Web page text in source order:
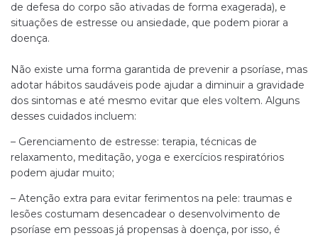
de defesa do corpo são ativadas de forma exagerada), e
situações de estresse ou ansiedade, que podem piorar a
doença.
Não existe uma forma garantida de prevenir a psoríase, mas
adotar hábitos saudáveis pode ajudar a diminuir a gravidade
dos sintomas e até mesmo evitar que eles voltem. Alguns
desses cuidados incluem:
– Gerenciamento de estresse: terapia, técnicas de
relaxamento, meditação, yoga e exercícios respiratórios
podem ajudar muito;
– Atenção extra para evitar ferimentos na pele: traumas e
lesões costumam desencadear o desenvolvimento de
psoríase em pessoas já propensas à doença, por isso, é